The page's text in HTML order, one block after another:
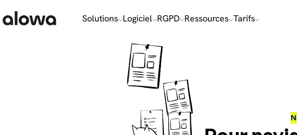
Solutions Logiciel RGPD Ressources Tarifs